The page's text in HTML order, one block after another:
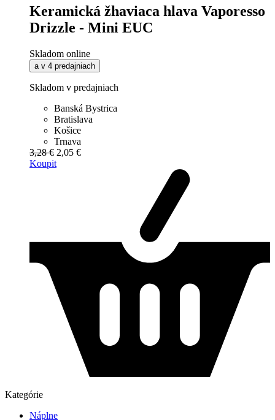
Keramická žhaviaca hlava Vaporesso
Drizzle - Mini EUC
Skladom online
a v 4 predajniach
Skladom v predajniach
Banská Bystrica
Bratislava
Košice
Trnava
3,28 € 2,05 €
Koupit
Kategórie
Náplne